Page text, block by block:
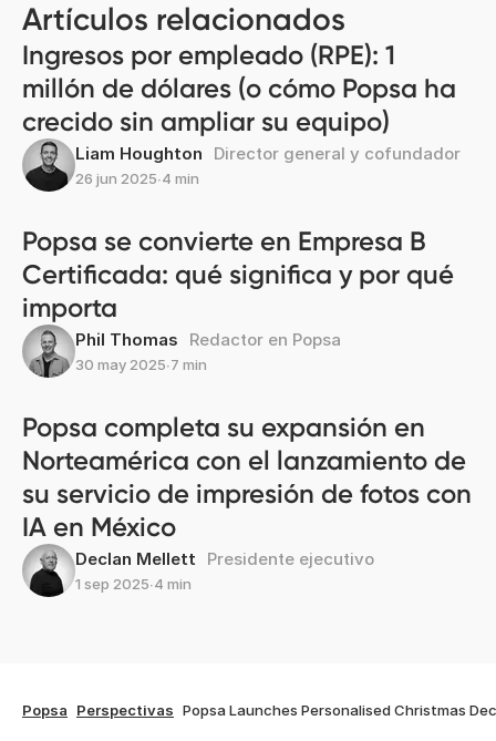
Artículos relacionados
Ingresos por empleado (RPE): 1
millón de dólares (o cómo Popsa ha
crecido sin ampliar su equipo)
Liam Houghton Director general y cofundador
26 jun 2025∙4 min
Popsa se convierte en Empresa B
Certificada: qué significa y por qué
importa
Phil Thomas Redactor en Popsa
30 may 2025∙7 min
Popsa completa su expansión en
Norteamérica con el lanzamiento de
su servicio de impresión de fotos con
IA en México
Declan Mellett Presidente ejecutivo
1 sep 2025∙4 min
Popsa Perspectivas Popsa Launches Personalised Christmas